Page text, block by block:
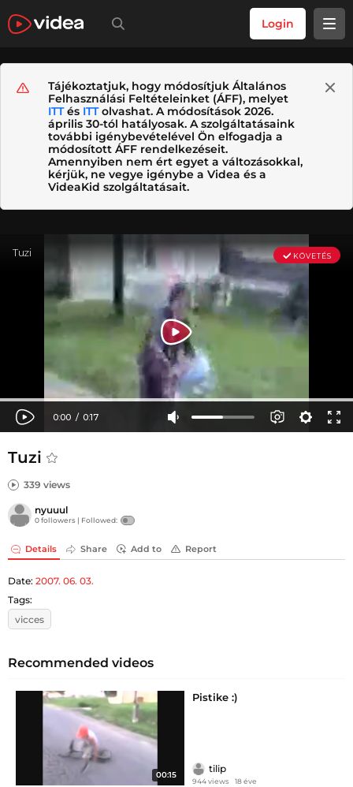
Login
Tájékoztatjuk, hogy módosítjuk Általános
Felhasználási Feltételeinket (ÁFF), melyet
ITTés ITTolvashat. A módosítások 2026.
április 30-tól hatályosak. A szolgáltatásaink
további igénybevételével Ön elfogadja a
módosított ÁFF rendelkezéseit.
Amennyiben nem ért egyet a változásokkal,
kérjük, ne vegye igénybe a Videa és a
VideaKid szolgáltatásait.
Tuzi
339 views
nyuuul
0 followers | Followed:
Details Share Add to Report
Date: 2007. 06. 03.
Tags:
vicces
Recommended videos
00:15
Pistike :)
tilip
944 views 18 éve